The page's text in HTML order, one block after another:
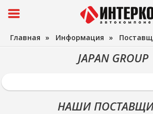
Главная » Информация »
JAPAN GROUP
НАШИ